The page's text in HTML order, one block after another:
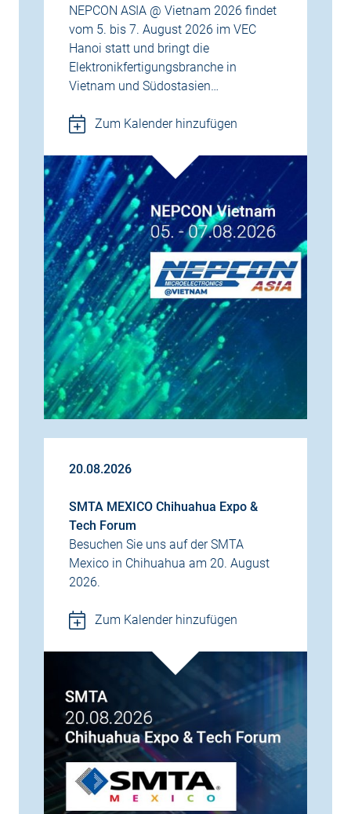
NEPCON ASIA @ Vietnam 2026 findet
vom 5. bis 7. August 2026 im VEC
Hanoi statt und bringt die
Elektronikfertigungsbranche in
Vietnam und Südostasien…
Zum Kalender hinzufügen
20.08.2026
SMTA MEXICO Chihuahua Expo &
Tech Forum
Besuchen Sie uns auf der SMTA
Mexico in Chihuahua am 20. August
2026.
Zum Kalender hinzufügen